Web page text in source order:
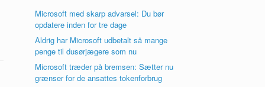
Microsoft med skarp advarsel: Du bør
opdatere inden for tre dage
Aldrig har Microsoft udbetalt så mange
penge til dusørjægere som nu
Microsoft træder på bremsen: Sætter nu
grænser for de ansattes tokenforbrug